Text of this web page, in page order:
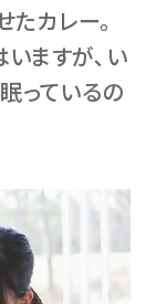
カレー。
いますが､い
っているの